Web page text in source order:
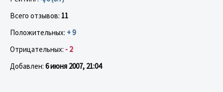
Всего отзывов: 11
Положительных: + 9
Отрицательных: - 2
Добавлен: 6 июня 2007, 21:04